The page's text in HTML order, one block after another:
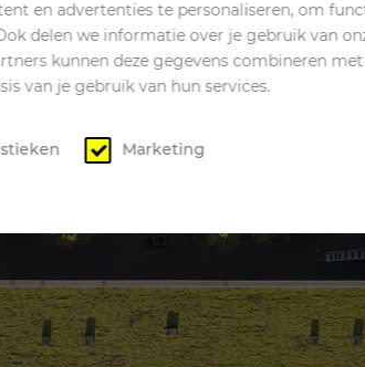
en advertenties te personaliseren, om
delen we informatie over je gebruik van
kunnen deze gegevens combineren
van je gebruik van hun services.
Marketing